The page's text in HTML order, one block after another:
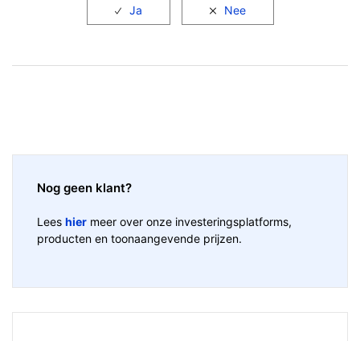
Nog geen klant?
Lees hier meer over onze investeringsplatforms,
producten en toonaangevende prijzen.